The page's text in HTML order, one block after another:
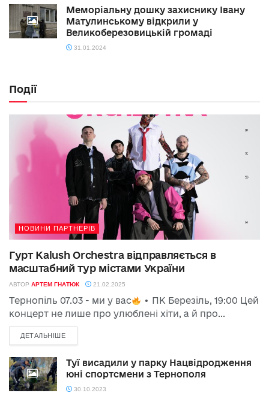
Меморіальну дошку захиснику Івану
Матулинському відкрили у
Великоберезовицькій громаді
31.01.2024
Події
НОВИНИ ПАРТНЕРІВ
Гурт Kalush Orchestra відправляється в
масштабний тур містами України
АВТОР АРТЕМ ГНАТЮК 21.02.2025
Тернопіль 07.03 - ми у вас
• ПК Березіль, 19:00 Цей
концерт не лише про улюблені хіти, а й про...
ДЕТАЛЬНІШЕ
Туї висадили у парку Нацвідродження
юні спортсмени з Тернополя
30.10.2023